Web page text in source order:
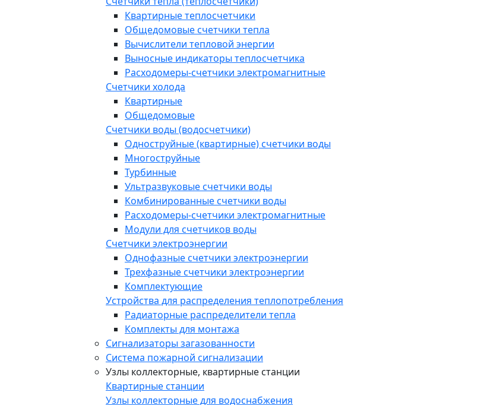
Квартирные теплосчетчики
Общедомовые счетчики тепла
Вычислители тепловой энергии
Выносные индикаторы теплосчетчика
Расходомеры-счетчики электромагнитные
Счетчики холода
Квартирные
Общедомовые
Счетчики воды (водосчетчики)
Одноструйные (квартирные) счетчики воды
Многоструйные
Турбинные
Ультразвуковые счетчики воды
Комбинированные счетчики воды
Расходомеры-счетчики электромагнитные
Модули для счетчиков воды
Счетчики электроэнергии
Однофазные счетчики электроэнергии
Трехфазные счетчики электроэнергии
Комплектующие
Устройства для распределения теплопотребления
Радиаторные распределители тепла
Комплекты для монтажа
Сигнализаторы загазованности
Система пожарной сигнализации
Узлы коллекторные, квартирные станции
Квартирные станции
Узлы коллекторные для водоснабжения